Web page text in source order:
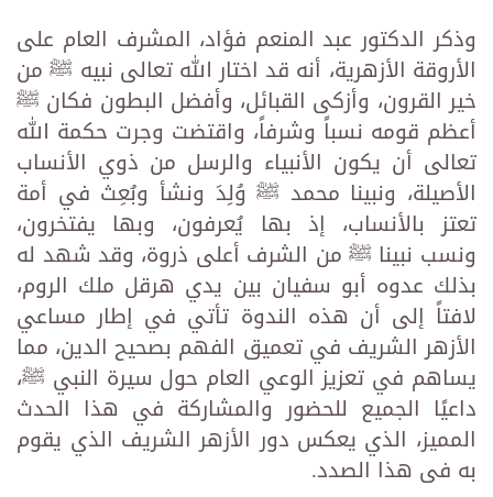
وذكر الدكتور عبد المنعم فؤاد، المشرف العام على
الأروقة الأزهرية، أنه قد اختار الله تعالى نبيه ﷺ من
خير القرون، وأزكى القبائل، وأفضل البطون فكان ﷺ
أعظم قومه نسباً وشرفاً، واقتضت وجرت حكمة الله
تعالى أن يكون الأنبياء والرسل من ذوي الأنساب
الأصيلة، ونبينا محمد ﷺ وُلِدَ ونشأ وبُعِث في أمة
تعتز بالأنساب، إذ بها يُعرفون، وبها يفتخرون،
ونسب نبينا ﷺ من الشرف أعلى ذروة، وقد شهد له
بذلك عدوه أبو سفيان بين يدي هرقل ملك الروم،
لافتاً إلى أن هذه الندوة تأتي في إطار مساعي
الأزهر الشريف في تعميق الفهم بصحيح الدين، مما
يساهم في تعزيز الوعي العام حول سيرة النبي ﷺ،
داعيًا الجميع للحضور والمشاركة في هذا الحدث
المميز، الذي يعكس دور الأزهر الشريف الذي يقوم
به فى هذا الصدد.